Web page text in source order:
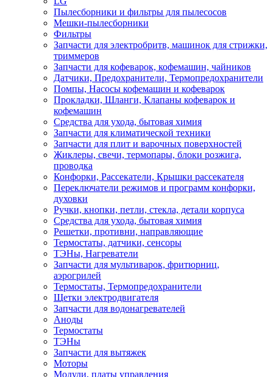
Пылесборники и фильтры для пылесосов
Мешки-пылесборники
Фильтры
Запчасти для электробритв, машинок для стрижки,
триммеров
Запчасти для кофеварок, кофемашин, чайников
Датчики, Предохранители, Термопредохранители
Помпы, Насосы кофемашин и кофеварок
Прокладки, Шланги, Клапаны кофеварок и
кофемашин
Средства для ухода, бытовая химия
Запчасти для климатической техники
Запчасти для плит и варочных поверхностей
Жиклеры, свечи, термопары, блоки розжига,
проводка
Конфорки, Рассекатели, Крышки рассекателя
Переключатели режимов и программ конфорки,
духовки
Ручки, кнопки, петли, стекла, детали корпуса
Средства для ухода, бытовая химия
Решетки, противни, направляющие
Термостаты, датчики, сенсоры
ТЭНы, Нагреватели
Запчасти для мультиварок, фритюрниц,
аэрогрилей
Термостаты, Термопредохранители
Щетки электродвигателя
Запчасти для водонагревателей
Аноды
Термостаты
ТЭНы
Запчасти для вытяжек
Моторы
Модули, платы управления